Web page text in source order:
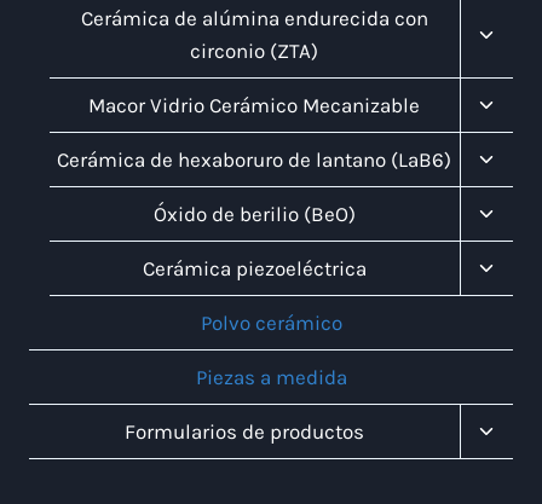
Cerámica de alúmina endurecida con
circonio (ZTA)
Menú
Macor Vidrio Cerámico Mecanizable
Menú
Cerámica de hexaboruro de lantano (LaB6)
Menú
Óxido de berilio (BeO)
Menú
Cerámica piezoeléctrica
Menú
Polvo cerámico
Piezas a medida
Formularios de productos
Menú